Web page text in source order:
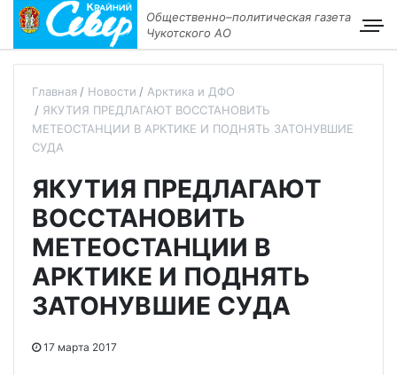
Общественно–политическая газета
Чукотского АО
Главная Новости
Арктика и ДФО
ЯКУТИЯ ПРЕДЛАГАЮТ ВОССТАНОВИТЬ
МЕТЕОСТАНЦИИ В АРКТИКЕ И ПОДНЯТЬ ЗАТОНУВШИЕ
СУДА
ЯКУТИЯ ПРЕДЛАГАЮТ
ВОССТАНОВИТЬ
МЕТЕОСТАНЦИИ В
АРКТИКЕ И ПОДНЯТЬ
ЗАТОНУВШИЕ СУДА
17 марта 2017